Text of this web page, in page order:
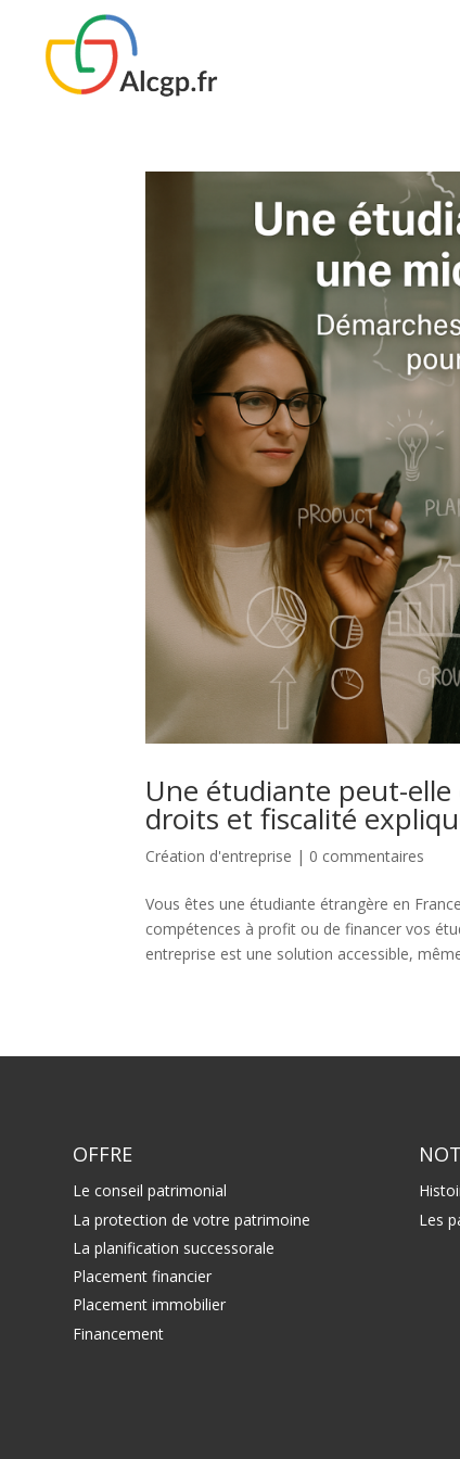
Une étudiante peut-
droits et fiscalité
Création d'entreprise | 0 commentaires
Vous êtes une étudiante étrangère en
compétences à profit ou de financer vos
entreprise est une solution accessible,
OFFRE
Le conseil patrimonial
La protection de votre patrimoine
La planification successorale
Placement financier
Placement immobilier
Financement
Les